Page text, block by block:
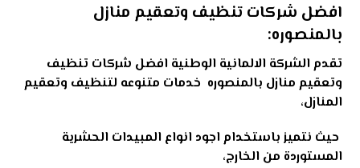
افضل شركات تنظيف وتعقيم منازل
بالمنصوره:
تقدم الشركة الالمانية الوطنية افضل شركات تنظيف
وتعقيم منازل بالمنصوره خدمات متنوعه لتنظيف وتعقيم
المنازل،
حيث نتميز باستخدام اجود انواع المبيدات الحشرية
المستوردة من الخارج،